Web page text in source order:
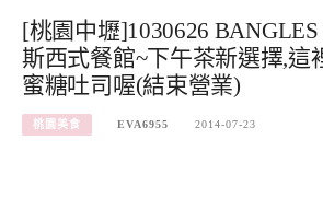
[桃園中壢]1030626
斯西式餐館~下午茶新選擇,這
蜜糖吐司喔(結束營業)
桃園美食 EVA6955 2014-07-23